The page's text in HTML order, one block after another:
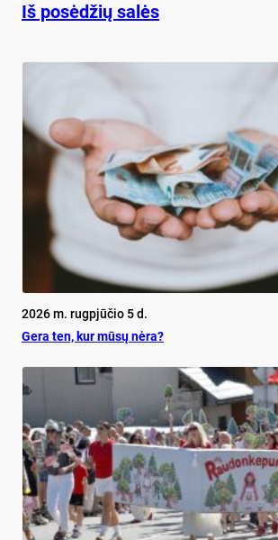
Iš posėdžių salės
2026 m. rugpjūčio 5 d.
Ge­ra ten, kur mū­sų nė­ra?